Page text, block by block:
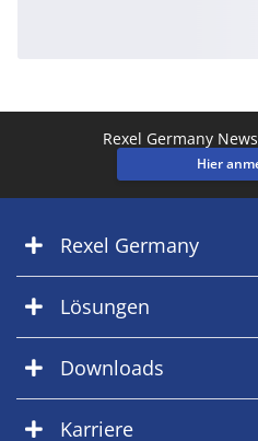
Rexel Germany
Hier
Rexel Germany
Lösungen
Downloads
Karriere